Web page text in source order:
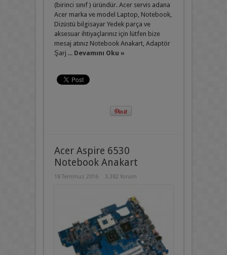
(birinci sınıf ) üründür. Acer servis adana
Acer marka ve model Laptop, Notebook,
Dizüstü bilgisayar Yedek parça ve
aksesuar ihtiyaçlarınız için lütfen bize
mesaj atınız Notebook Anakart, Adaptör
Şarj ... Devamını Oku »
Acer Aspire 6530
Notebook Anakart
18 Temmuz 2016 3.382 Yorum